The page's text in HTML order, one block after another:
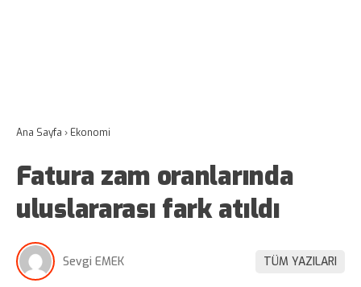
Ana Sayfa › Ekonomi
Fatura zam oranlarında
uluslararası fark atıldı
Sevgi EMEK TÜM YAZILARI